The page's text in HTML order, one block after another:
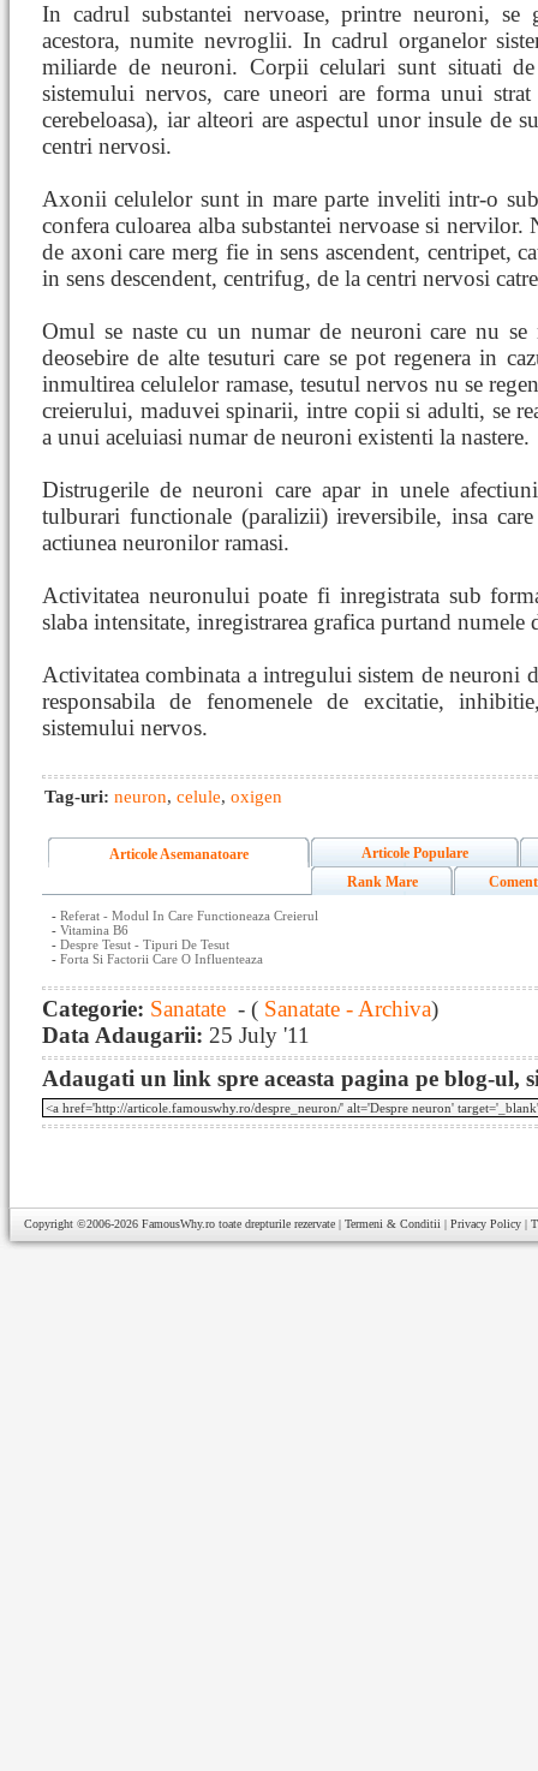
In cadrul substantei nervoase, printre neuroni, se
acestora, numite nevroglii. In cadrul organelor
miliarde de neuroni. Corpii celulari sunt situati
sistemului nervos, care uneori are forma unui
cerebeloasa), iar alteori are aspectul unor insule de
centri nervosi.
Axonii celulelor sunt in mare parte inveliti intr-o
confera culoarea alba substantei nervoase si
de axoni care merg fie in sens ascendent, centripet,
in sens descendent, centrifug, de la centri nervosi
Omul se naste cu un numar de neuroni care nu
deosebire de alte tesuturi care se pot regenera in
inmultirea celulelor ramase, tesutul nervos nu se
creierului, maduvei spinarii, intre copii si adulti, se
a unui aceluiasi numar de neuroni existenti la nastere.
Distrugerile de neuroni care apar in unele
tulburari functionale (paralizii) ireversibile, insa
actiunea neuronilor ramasi.
Activitatea neuronului poate fi inregistrata sub
slaba intensitate, inregistrarea grafica purtand numele
Activitatea combinata a intregului sistem de neuroni
responsabila de fenomenele de excitatie,
sistemului nervos.
Tag-uri: neuron, celule, oxigen
Articole Asemanatoare
Articole Populare
Rank Mare
- Referat - Modul In Care Functioneaza Creierul
- Vitamina B6
- Despre Tesut - Tipuri De Tesut
- Forta Si Factorii Care O Influenteaza
Categorie: Sanatate - ( Sanatate - Archiva)
Data Adaugarii: 25 July '11
Adaugati un link spre aceasta pagina pe blog-ul,
Copyright ©2006-2026 FamousWhy.ro toate drepturile rezervate | Termeni & Conditii | Privacy Policy |